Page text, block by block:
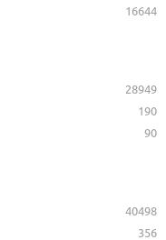
16644
28949
190
90
40498
356